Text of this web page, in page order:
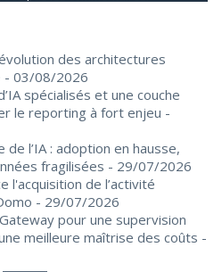
des architectures
- 03/08/2026
spécialisés et une couche
le reporting à fort enjeu -
de l’IA : adoption en hausse,
fragilisées - 29/07/2026
l'acquisition de l’activité
- 29/07/2026
pour une supervision
meilleure maîtrise des coûts -